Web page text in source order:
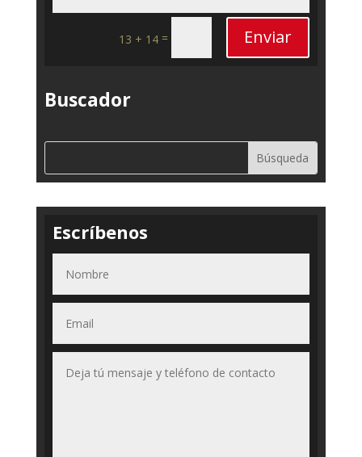
13 + 14 = Enviar
Buscador
Escríbenos